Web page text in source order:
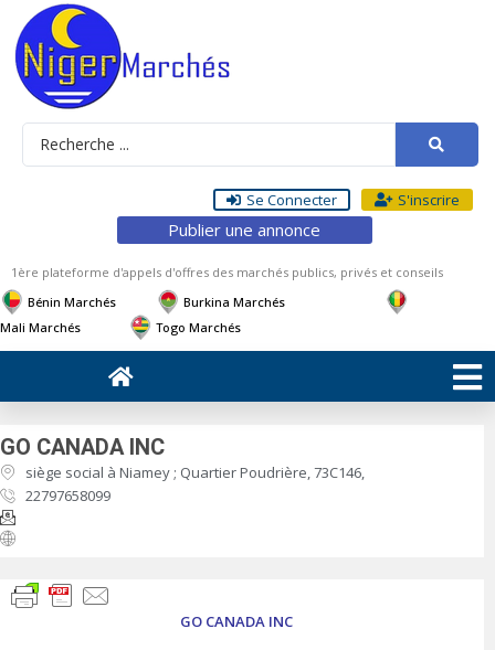
Se Connecter S'inscrire
Publier une annonce
1ère plateforme d'appels d'offres des marchés publics, privés et conseils
Bénin Marchés
Burkina Marchés
Mali Marchés
Togo Marchés
GO CANADA INC
siège social à Niamey ; Quartier Poudrière, 73C146,
22797658099
GO CANADA INC